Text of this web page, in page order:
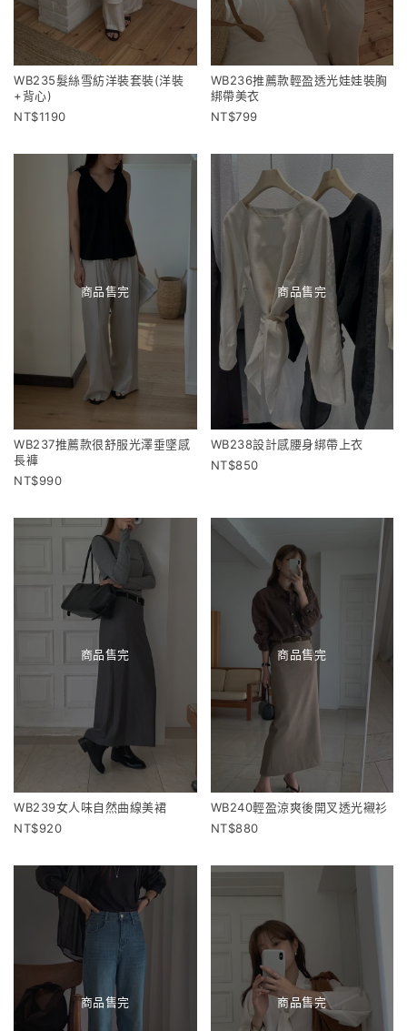
WB235髮絲雪紡洋裝套裝(洋裝
+背心)
1190
WB236推薦款輕盈透光娃娃裝胸
綁帶美衣
799
商品售完
WB237推薦款很舒服光澤垂墜感
長褲
990
商品售完
WB238設計感腰身綁帶上衣
850
商品售完
WB239女人味自然曲線美裙
920
商品售完
WB240輕盈涼爽後開叉透光襯衫
880
商品售完 商品售完